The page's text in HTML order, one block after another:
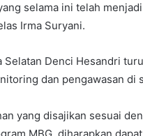
selama ini telah
Irma Suryani.
Selatan Denci Hesandri
dan pengawasan di
yang disajikan sesuai